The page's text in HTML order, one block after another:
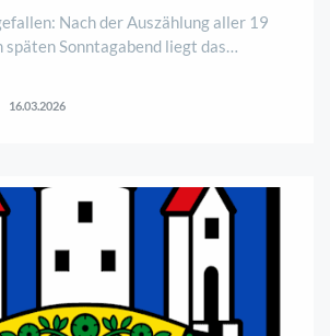
Nach der Auszählung aller 19
Sonntagabend liegt das
16.03.2026